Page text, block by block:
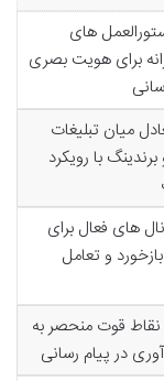
های
برای هویت بصری
میان تبلیغات
با رویکرد
های فعال برای
و تعامل
نقاط قوت منحصر به
در پیام رسانی